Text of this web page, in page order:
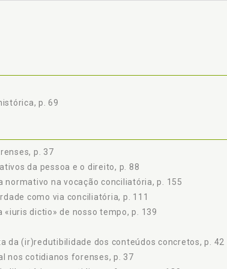
coletivos com as relações de dominação/sujeição, p. 163
brasileiro, p. 173
p. 69
p. 37
da pessoa e o direito, p. 88
normativo na vocação conciliatória, p. 155
como via conciliatória, p. 111
dictio» de nosso tempo, p. 139
da (ir)redutibilidade dos conteúdos concretos, p. 42
nos cotidianos forenses, p. 37